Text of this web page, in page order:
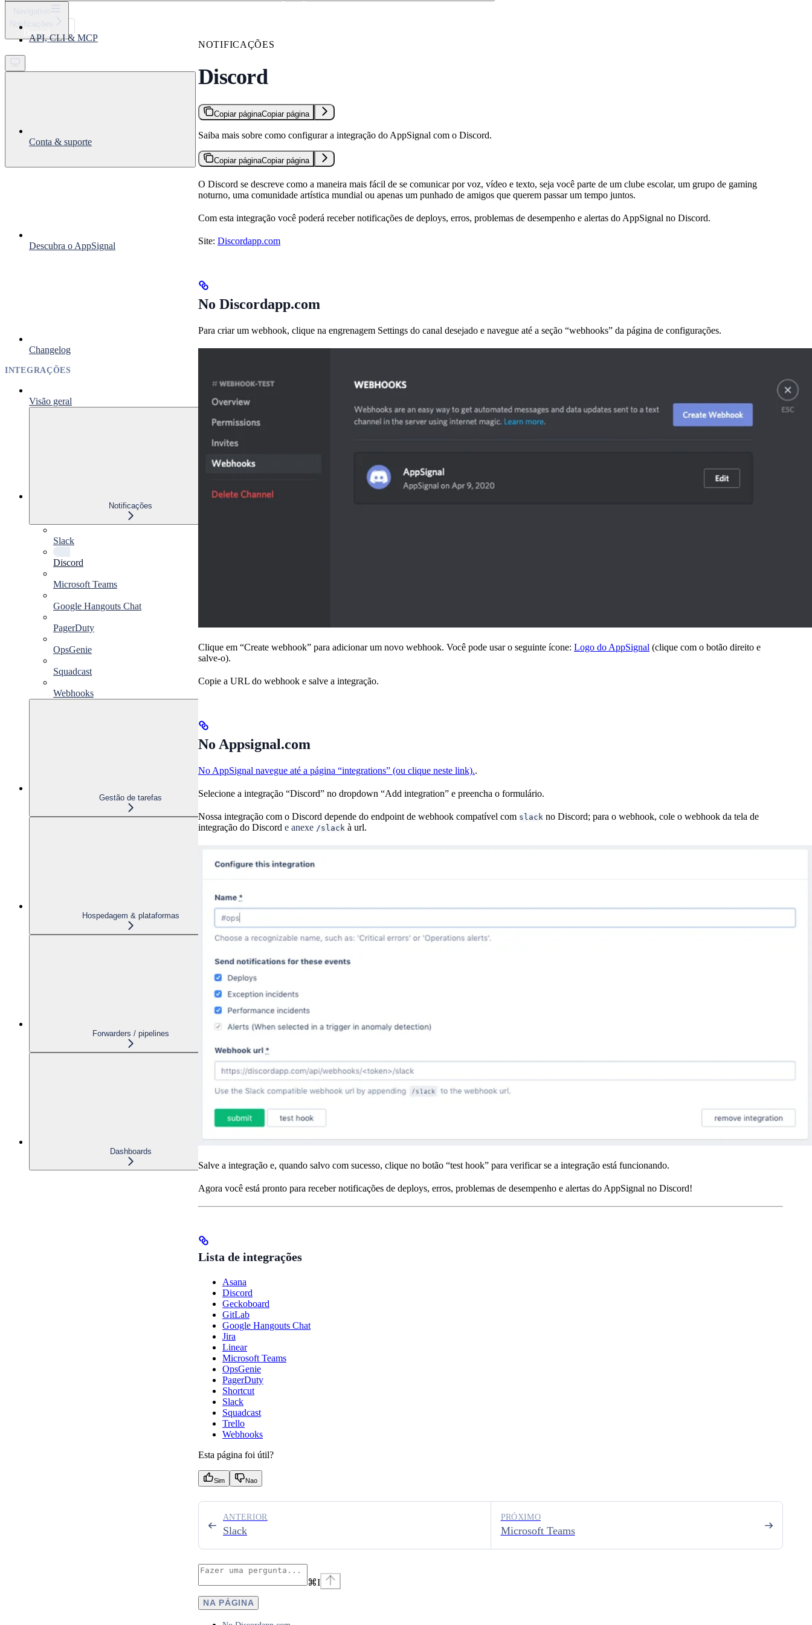
Get started
Notificações
Discord
API, CLI & MCP
Conta & suporte
Descubra o AppSignal
Changelog
INTEGRAÇÕES
Visão geral
Notificações
Slack
Discord
Microsoft Teams
Google Hangouts Chat
PagerDuty
OpsGenie
Squadcast
Webhooks
Gestão de tarefas
Hospedagem & plataformas
Forwarders / pipelines
Dashboards
NOTIFICAÇÕES
Discord
Copiar páginaCopiar página
Saiba mais sobre como configurar a integração do AppSignal com o Discord.
Copiar páginaCopiar página
O Discord se descreve como a maneira mais fácil de se comunicar por voz, vídeo e texto, seja você parte de um clube escolar, um grupo de gaming
noturno, uma comunidade artística mundial ou apenas um punhado de amigos que querem passar um tempo juntos.
Com esta integração você poderá receber notificações de deploys, erros, problemas de desempenho e alertas do AppSignal no Discord.
Site: Discordapp.com
No Discordapp.com
Para criar um webhook, clique na engrenagem Settings do canal desejado e navegue até a seção “webhooks” da página de configurações.
Clique em “Create webhook” para adicionar um novo webhook. Você pode usar o seguinte ícone: Logo do AppSignal (clique com o botão direito e
salve-o).
Copie a URL do webhook e salve a integração.
No Appsignal.com
No AppSignal navegue até a página “integrations” (ou clique neste link)..
Selecione a integração “Discord” no dropdown “Add integration” e preencha o formulário.
Nossa integração com o Discord depende do endpoint de webhook compatível com slack no Discord; para o webhook, cole o webhook da tela de
integração do Discord e anexe /slack à url.
Salve a integração e, quando salvo com sucesso, clique no botão “test hook” para verificar se a integração está funcionando.
Agora você está pronto para receber notificações de deploys, erros, problemas de desempenho e alertas do AppSignal no Discord!
Lista de integrações
Asana
Discord
Geckoboard
GitLab
Google Hangouts Chat
Jira
Linear
Microsoft Teams
OpsGenie
PagerDuty
Shortcut
Slack
Squadcast
Trello
Webhooks
Esta página foi útil?
Sim Nao
Slack
ANTERIOR
Microsoft Teams
PRÓXIMO
⌘I
NA PÁGINA